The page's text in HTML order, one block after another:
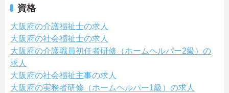
資格
大阪府の介護福祉士の求人
大阪府の社会福祉士の求人
大阪府の介護職員初任者研修（ホームヘルパー2級）の
求人
大阪府の社会福祉主事の求人
大阪府の実務者研修（ホームヘルパー1級）の求人